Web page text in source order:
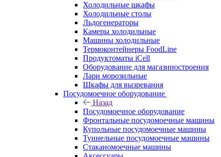
Холодильные шкафы
Холодильные столы
Льдогенераторы
Камеры холодильные
Машины холодильные
Термоконтейнеры FoodLine
Продуктоматы iCell
Оборудование для магазиностроения
Лари морозильные
Шкафы для вызревания
Посудомоечное оборудование
Назад
Посудомоечное оборудование
Фронтальные посудомоечные машины
Купольные посудомоечные машины
Туннельные посудомоечные машины
Стаканомоечные машины